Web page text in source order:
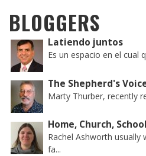
BLOGGERS
Latiendo juntos
Es un espacio en el cual
The Shepherd's
Marty Thurber, recently
Home, Church, School
Rachel Ashworth
fa...